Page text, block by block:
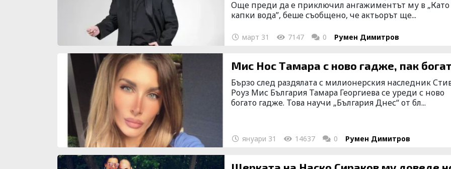
Още преди да е приключил ангажиментът му в „Като
капки вода”, беше съобщено, че актьорът ще...
март 31 7147 0 Румен Димитров
Мис Нос Тамара с ново гадже, пак
Бързо след раздялата с милионерския наследник
Роуз Мис България Тамара Георгиева се уреди с ново
богато гадже. Това научи „България Днес“ от бл...
януари 31 14637 0 Румен Димитров